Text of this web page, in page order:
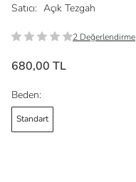
Satıcı: Açık Tezgah
2 Değerlendirme
680,00 TL
Beden:
Standart